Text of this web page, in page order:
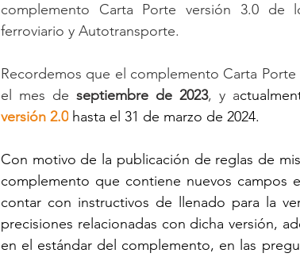
complemento Carta Porte versión 3.0 de
ferroviario y Autotransporte.
Recordemos que el complemento Carta Porte
el mes de septiembre de 2023, y a
versión 2.0 hasta el 31 de marzo de 2024.
Con motivo de la publicación de reglas de
complemento que contiene nuevos campos
contar con instructivos de llenado para la
precisiones relacionadas con dicha versión,
en el estándar del complemento, en las